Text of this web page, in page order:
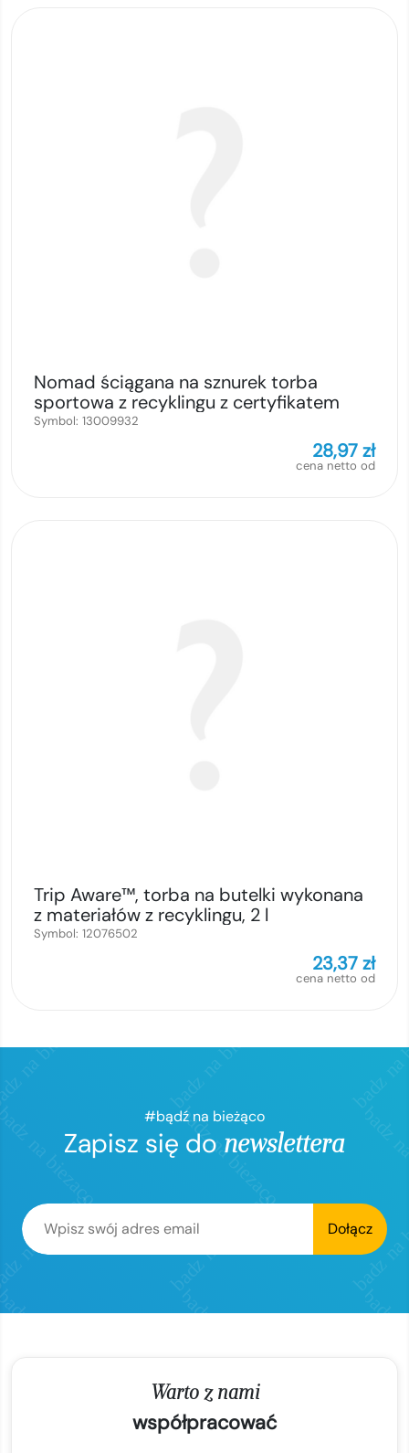
Nomad ściągana na sznurek torba
sportowa z recyklingu z certyfikatem
GRS o pojemności 18l z dolną komorą
Symbol: 13009932
28,97zł
cena netto od
Trip Aware™, torba na butelki wykonana
z materiałów z recyklingu, 2 l
Symbol: 12076502
23,37zł
cena netto od
#bądź na bieżąco
Zapisz się do newslettera
Dołącz
Warto z nami
współpracować